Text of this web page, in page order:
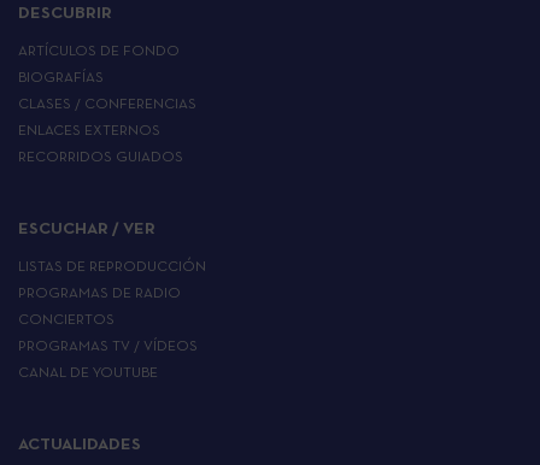
DESCUBRIR
ARTÍCULOS DE FONDO
BIOGRAFÍAS
CLASES / CONFERENCIAS
ENLACES EXTERNOS
RECORRIDOS GUIADOS
ESCUCHAR / VER
LISTAS DE REPRODUCCIÓN
PROGRAMAS DE RADIO
CONCIERTOS
PROGRAMAS TV / VÍDEOS
CANAL DE YOUTUBE
ACTUALIDADES